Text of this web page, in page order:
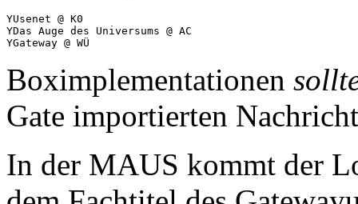
YUsenet @ K0
YDas Auge des Universums @ AC
Boximplementationen
Gate importierten
In der MAUS kommt der